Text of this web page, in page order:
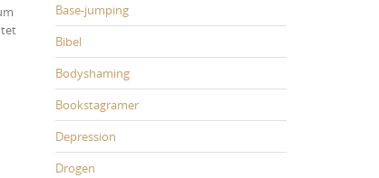
Base-jumping
Bibel
Bodyshaming
Bookstagramer
Depression
Drogen